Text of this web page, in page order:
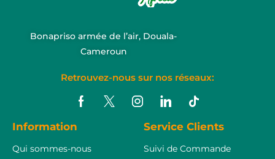
Bonapriso armée de l’air, Douala-
Cameroun
Retrouvez-nous sur nos réseaux:
Information
Qui sommes-nous
Service Clients
Suivi de Commande